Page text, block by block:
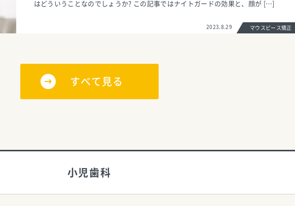
はどういうことなのでしょうか? この記事ではナイトガードの効果と、顔が […]
2023.8.29 マウスピース矯正
すべて見る
小児歯科